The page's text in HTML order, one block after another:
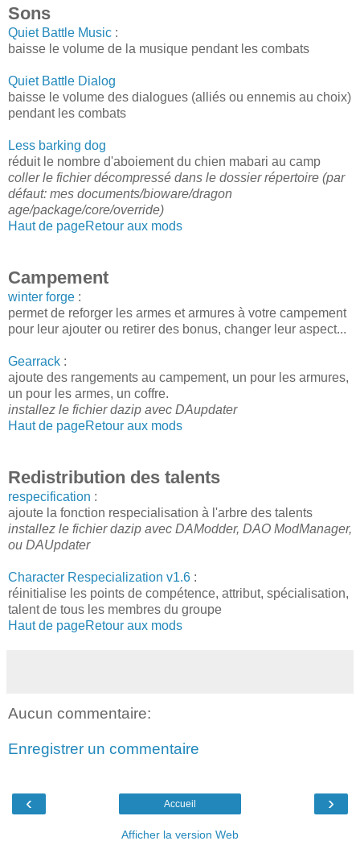
Sons
Quiet Battle Music :
baisse le volume de la musique pendant les combats
Quiet Battle Dialog
baisse le volume des dialogues (alliés ou ennemis au choix)
pendant les combats
Less barking dog
réduit le nombre d'aboiement du chien mabari au camp
coller le fichier décompressé dans le dossier répertoire (par
défaut: mes documents/bioware/dragon
age/package/core/override)
Haut de pageRetour aux mods
Campement
winter forge :
permet de reforger les armes et armures à votre campement
pour leur ajouter ou retirer des bonus, changer leur aspect...
Gearrack :
ajoute des rangements au campement, un pour les armures,
un pour les armes, un coffre.
installez le fichier dazip avec DAupdater
Haut de pageRetour aux mods
Redistribution des talents
respecification :
ajoute la fonction respecialisation à l'arbre des talents
installez le fichier dazip avec DAModder, DAO ModManager,
ou DAUpdater
Character Respecialization v1.6 :
réinitialise les points de compétence, attribut, spécialisation,
talent de tous les membres du groupe
Haut de pageRetour aux mods
Aucun commentaire:
Enregistrer un commentaire
‹ ›
Accueil
Afficher la version Web